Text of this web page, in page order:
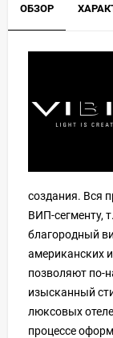
ОБЗОР
создания. Вся
ВИП-сегменту,
благородный
американских
позволяют по-
изысканный
люксовых
процессе